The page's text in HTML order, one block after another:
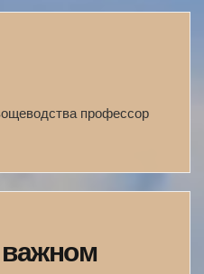
профессор
важном